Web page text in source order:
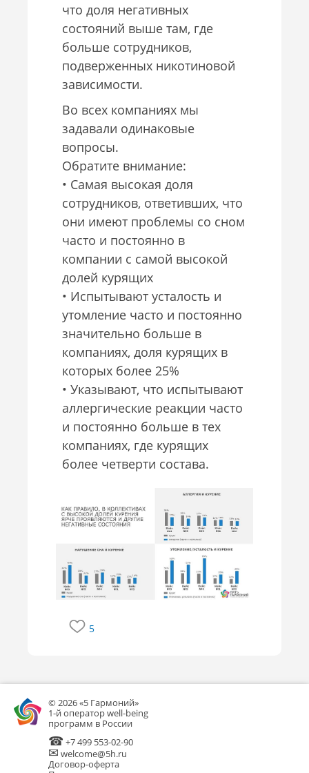
что доля негативных
состояний выше там, где
больше сотрудников,
подверженных никотиновой
зависимости.
Во всех компаниях мы
задавали одинаковые
вопросы.
Обратите внимание:
• Самая высокая доля
сотрудников, ответивших, что
они имеют проблемы со сном
часто и постоянно в
компании с самой высокой
долей курящих
• Испытывают усталость и
утомление часто и постоянно
значительно больше в
компаниях, доля курящих в
которых более 25%
• Указывают, что испытывают
аллергические реакции часто
и постоянно больше в тех
компаниях, где курящих
более четверти состава.
5
© 2026 «5 Гармоний»
1-й оператор well-being
программ в России
☎ +7 499 553-02-90
✉ welcome@5h.ru
Договор-оферта